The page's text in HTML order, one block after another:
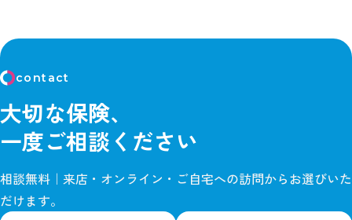
contact
大切な保険、
一度ご相談ください
相談無料｜来店・オンライン・ご自宅への訪問からお選びいた
だけます。